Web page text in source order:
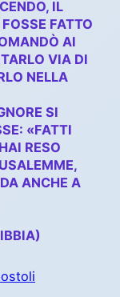
IL
FATTO
AI
VIA DI
NELLA
SI
«FATTI
RESO
ANCHE A